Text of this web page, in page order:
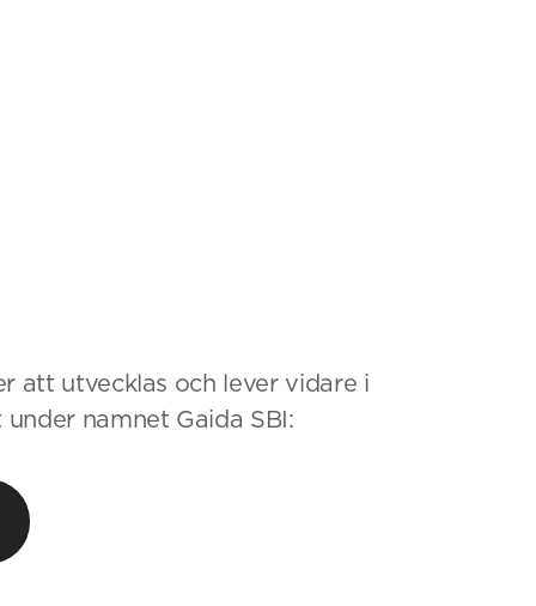
att utvecklas och lever vidare i
namnet Gaida SBI: